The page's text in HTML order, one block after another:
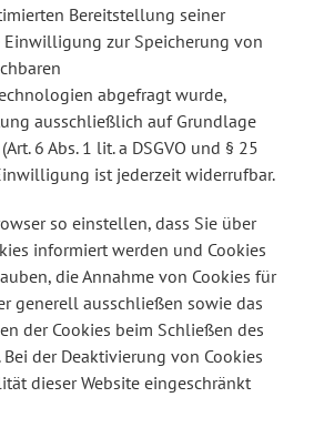
Bereitstellung seiner
Einwilligung zur Speicherung von
abgefragt wurde,
ausschließlich auf Grundlage
6 Abs. 1 lit. a DSGVO und § 25
ist jederzeit widerrufbar.
so einstellen, dass Sie über
informiert werden und Cookies
die Annahme von Cookies für
generell ausschließen sowie das
der Cookies beim Schließen des
der Deaktivierung von Cookies
dieser Website eingeschränkt